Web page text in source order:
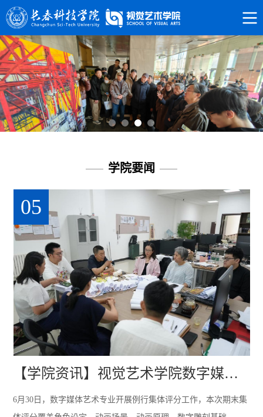
学院要闻
【学院资讯】视觉艺术学院数字媒体艺术专业开展学期末集体评分
6月30日，数字媒体艺术专业开展例行集体评分工作，本次期末集
05